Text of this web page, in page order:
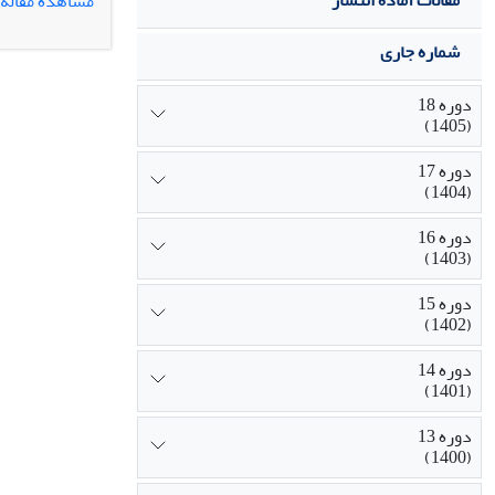
نیست و
نظریه را
شماره جاری
دوره 18
(1405)
دوره 17
(1404)
دوره 16
(1403)
دوره 15
(1402)
دوره 14
(1401)
دوره 13
(1400)